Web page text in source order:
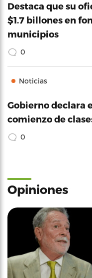
Destaca que su
$1.7 billones en
municipios
0
Noticias
Gobierno declara
comienzo de
0
Opiniones